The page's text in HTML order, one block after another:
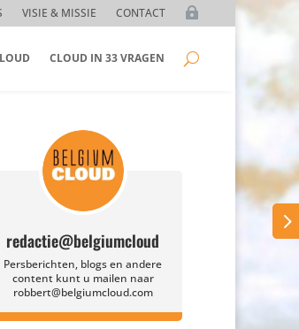
VISIE & MISSIE CONTACT
CLOUD IN 33 VRAGEN
redactie@belgiumcloud
Persberichten, blogs en andere
content kunt u mailen naar
robbert@belgiumcloud.com